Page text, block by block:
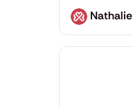
Nathalie